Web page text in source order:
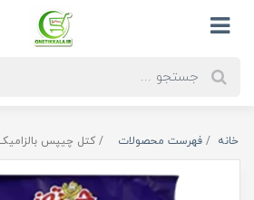
خانه فهرست محصولات کتل چیپس بالزامیک